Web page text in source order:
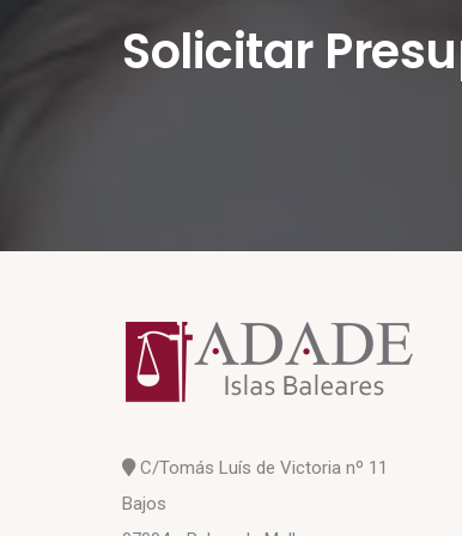
Solicitar
C/Tomás Luís de Victoria nº 11
Bajos